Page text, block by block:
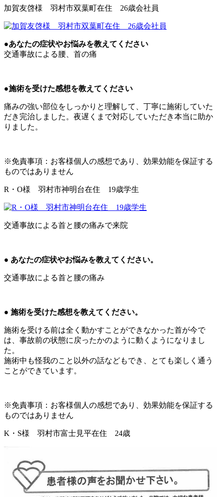
加賀友啓様 羽村市双葉町在住 26歳会社員
●あなたの症状やお悩みを教えてください
交通事故による腰、首の痛
●施術を受けた感想を教えてください
痛みの強い部位をしっかりと理解して、丁寧に施術していた
だき完治しました。夜遅くまで対応していただき本当に助か
りました。
※免責事項：お客様個人の感想であり、効果効能を保証する
ものではありません
R・O様 羽村市神明台在住 19歳学生
交通事故による首と腰の痛みで来院
● あなたの症状やお悩みを教えてください。
交通事故による首と腰の痛み
● 施術を受けた感想を教えてください。
施術を受ける前は全く動かすことができなかった首が今で
は、事故前の状態に戻ったかのように動くようになりまし
た。
施術中も怪我のこと以外の話などもでき、とても楽しく通う
ことができています。
※免責事項：お客様個人の感想であり、効果効能を保証する
ものではありません
K・S様 羽村市富士見平在住 24歳